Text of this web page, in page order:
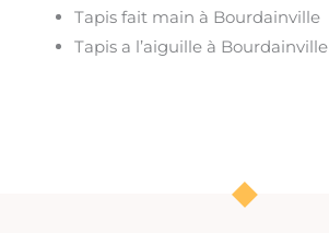
Tapis fait main à Bourdainville
Tapis a l’aiguille à Bourdainville